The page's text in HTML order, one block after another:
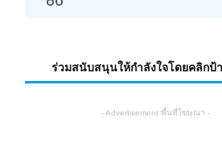
ร่วมสนับสนุนให้กำลังใจโดยคลิกป้
- Advertisement พื้นที่โฆษณา -